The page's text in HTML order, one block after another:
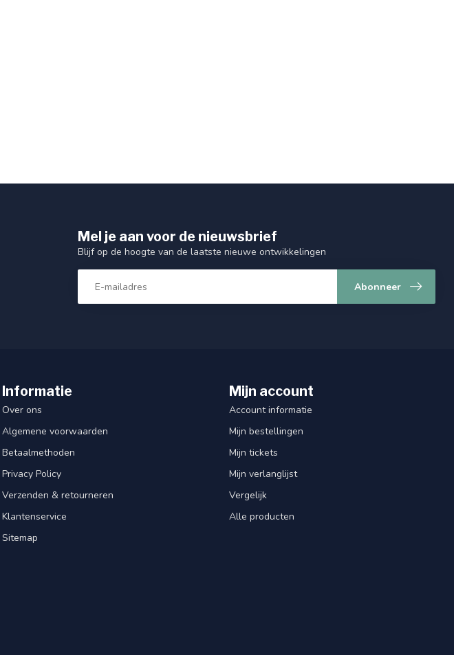
Mel je aan voor de nieuwsbrief
Blijf op de hoogte van de laatste nieuwe ontwikkelingen
Abonneer
Informatie
Over ons
Algemene voorwaarden
Betaalmethoden
Privacy Policy
Verzenden & retourneren
Klantenservice
Sitemap
Mijn account
Account informatie
Mijn bestellingen
Mijn tickets
Mijn verlanglijst
Vergelijk
Alle producten